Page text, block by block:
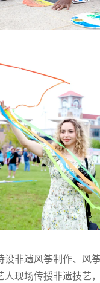
设非遗风筝制作、风
人现场传授非遗技艺